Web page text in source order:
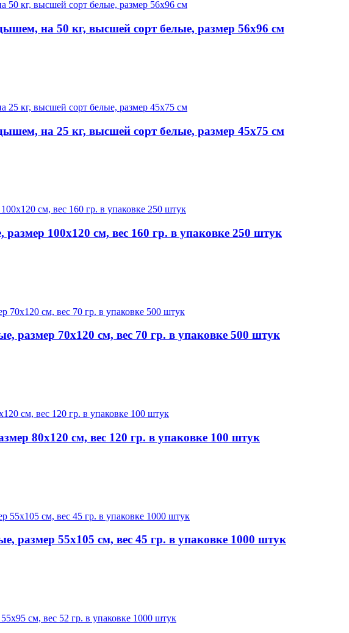
на 50 кг, высшей сорт белые, размер 56х96 см
на 25 кг, высшей сорт белые, размер 45х75 см
100х120 см, вес 160 гр. в упаковке 250 штук
размер 70х120 см, вес 70 гр. в упаковке 500 штук
80х120 см, вес 120 гр. в упаковке 100 штук
размер 55х105 см, вес 45 гр. в упаковке 1000 штук